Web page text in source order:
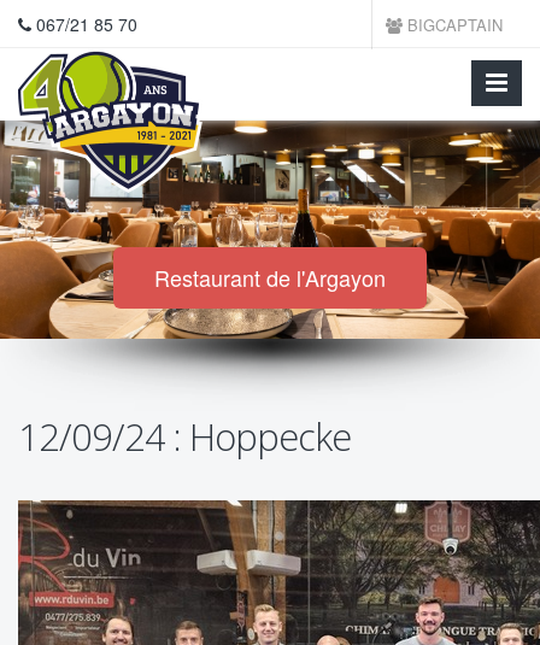
067/21 85 70 BIGCAPTAIN
Restaurant de l'Argayon
12/09/24 : Hoppecke